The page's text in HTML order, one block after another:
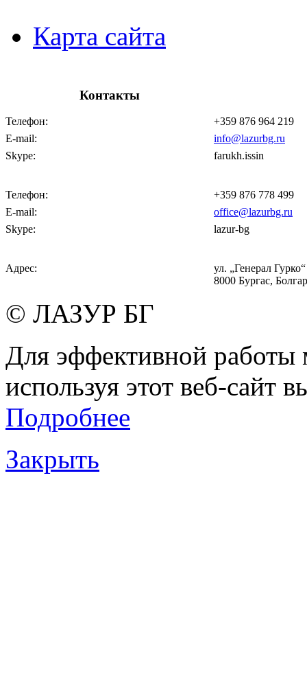
Карта сайта
Контакты
Телефон:
+359 876 964 219
E-mail:
info@lazurbg.ru
Skype:
farukh.issin
Телефон:
+359 876 778 499
E-mail:
office@lazurbg.ru
Skype:
lazur-bg
Адрес:
ул. „Генерал
8000 Бургас,
© ЛАЗУР БГ
Для эффективной работы
используя этот веб-сайт
Подробнее
Закрыть